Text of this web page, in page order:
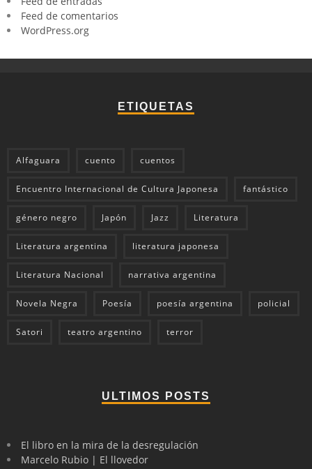
Feed de comentarios
WordPress.org
ETIQUETAS
Alfaguara cuento cuentos
Encuentro Internacional de Cultura Japonesa fantástico
género negro Japón Jazz Literatura
Literatura argentina literatura japonesa
Literatura Nacional narrativa argentina
Novela Negra Poesía poesía argentina policial
Satori teatro argentino terror
ULTIMOS POSTS
El libro en la mira de la desregulación
Marcelo Rubio | El llovedor